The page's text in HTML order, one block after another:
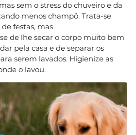
sem o stress do chuveiro e da
menos champô. Trata-se
festas, mas
de lhe secar o corpo muito bem
pela casa e de separar os
serem lavados. Higienize as
o lavou.